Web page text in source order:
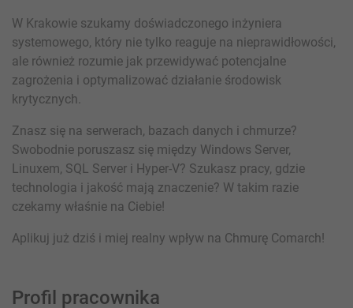
W Krakowie szukamy doświadczonego inżyniera
systemowego, który nie tylko reaguje na nieprawidłowości,
ale również rozumie jak przewidywać potencjalne
zagrożenia i optymalizować działanie środowisk
krytycznych.
Znasz się na serwerach, bazach danych i chmurze?
Swobodnie poruszasz się między Windows Server,
Linuxem, SQL Server i Hyper-V? Szukasz pracy, gdzie
technologia i jakość mają znaczenie? W takim razie
czekamy właśnie na Ciebie!
Aplikuj już dziś i miej realny wpływ na Chmurę Comarch!
Profil pracownika